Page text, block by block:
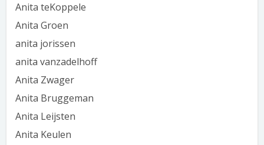
Anita teKoppele
Anita Groen
anita jorissen
anita vanzadelhoff
Anita Zwager
Anita Bruggeman
Anita Leijsten
Anita Keulen